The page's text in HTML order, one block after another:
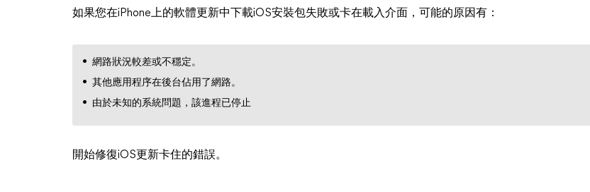
如果您在iPhone上的軟體更新中下載iOS安裝包失敗或卡在載入介面，可能的原因有：
網路狀況較差或不穩定。
其他應用程序在後台佔用了網路。
由於未知的系統問題，該進程已停止
開始修復iOS更新卡住的錯誤。